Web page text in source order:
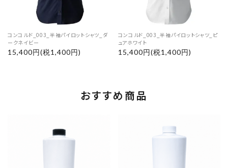
コンコルド_003_半袖パイロットシャツ_ダ
ークネイビー
15,400円(税1,400円)
コンコルド_003_半袖パイロットシャツ_ピ
ュアホワイト
15,400円(税1,400円)
おすすめ商品